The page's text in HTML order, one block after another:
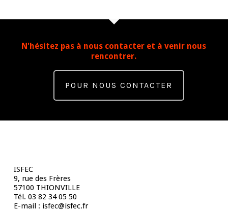
N'hésitez pas à nous contacter et à venir nous
rencontrer.
POUR NOUS CONTACTER
ISFEC
9, rue des Frères
57100 THIONVILLE
Tél. 03 82 34 05 50
E-mail : isfec@isfec.fr